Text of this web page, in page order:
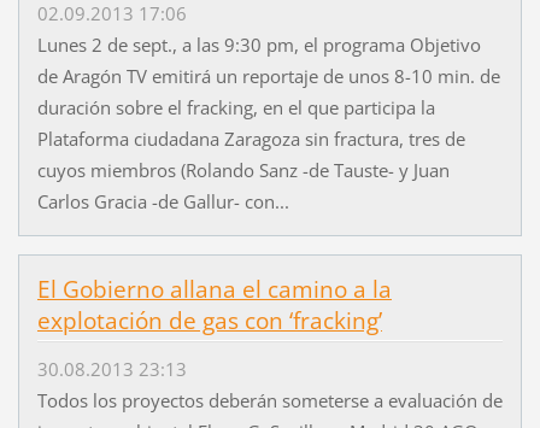
02.09.2013 17:06
Lunes 2 de sept., a las 9:30 pm, el programa Objetivo
de Aragón TV emitirá un reportaje de unos 8-10 min. de
duración sobre el fracking, en el que participa la
Plataforma ciudadana Zaragoza sin fractura, tres de
cuyos miembros (Rolando Sanz -de Tauste- y Juan
Carlos Gracia -de Gallur- con...
El Gobierno allana el camino a la
explotación de gas con ‘fracking’
30.08.2013 23:13
Todos los proyectos deberán someterse a evaluación de